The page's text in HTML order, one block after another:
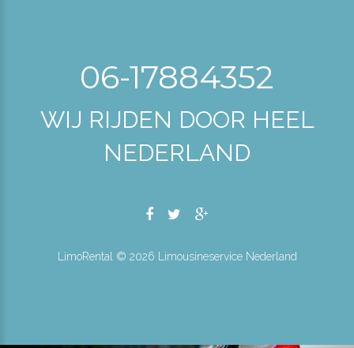
06-17884352
WIJ RIJDEN DOOR HEEL
NEDERLAND
LimoRental © 2026 Limousineservice Nederland